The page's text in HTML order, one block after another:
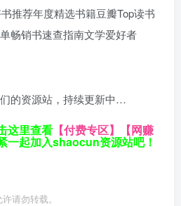
推荐年度精选书籍豆瓣Top读书
畅销书速查指南文学爱好者
的资源站，持续更新中…
这里查看 【付费专区】 【网赚
一起加入shaocun资源站吧！
请勿转载。